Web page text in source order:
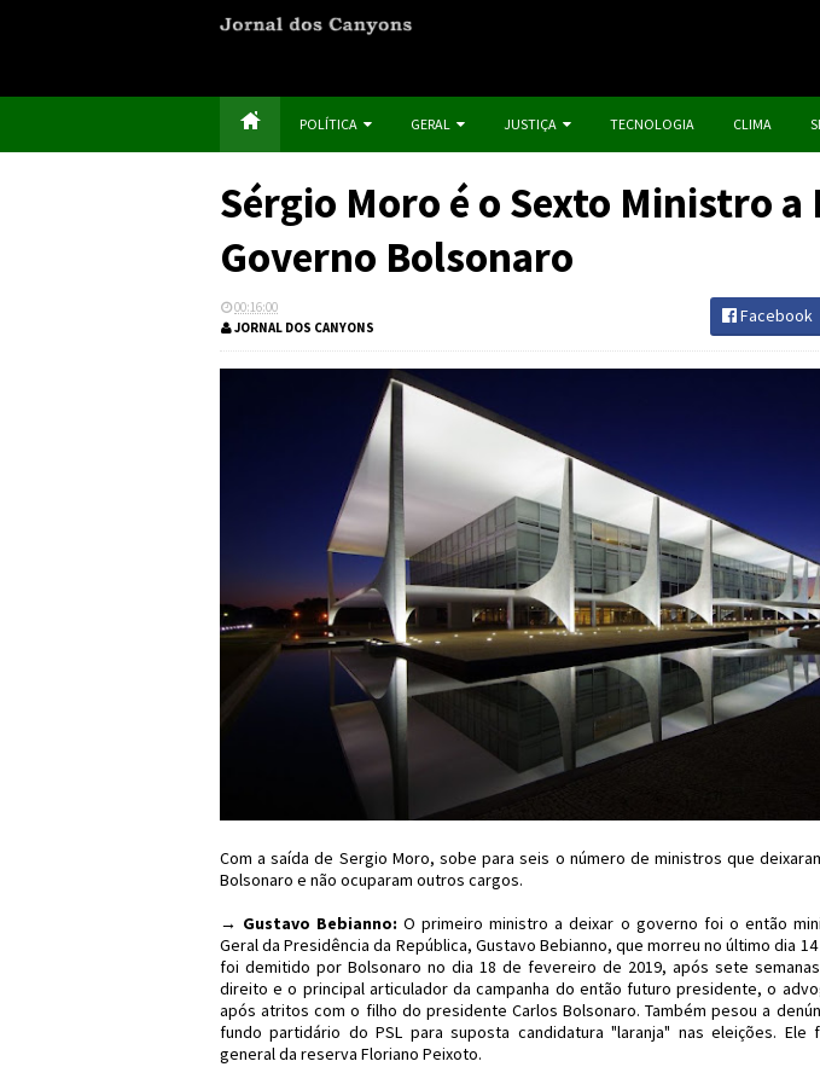
POLÍTICA GERAL JUSTIÇA TECNOLOGIA CLIMA
Sérgio Moro é o Sexto Ministro a
Governo Bolsonaro
00:16:00
JORNAL DOS CANYONS
Facebook
Com a saída de Sergio Moro, sobe para seis o número de ministros que
Bolsonaro e não ocuparam outros cargos.
→ Gustavo Bebianno: O primeiro ministro a deixar o governo foi o então
Geral da Presidência da República, Gustavo Bebianno, que morreu no último dia
foi demitido por Bolsonaro no dia 18 de fevereiro de 2019, após sete
direito e o principal articulador da campanha do então futuro presidente, o
após atritos com o filho do presidente Carlos Bolsonaro. Também pesou a
fundo partidário do PSL para suposta candidatura "laranja" nas eleições. Ele
general da reserva Floriano Peixoto.